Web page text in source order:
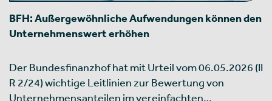
BFH: Außergewöhnliche Aufwendungen können den
Unternehmenswert erhöhen
Der Bundesfinanzhof hat mit Urteil vom 06.05.2026 (II
R 2/24) wichtige Leitlinien zur Bewertung von
Unternehmensanteilen im vereinfachten…